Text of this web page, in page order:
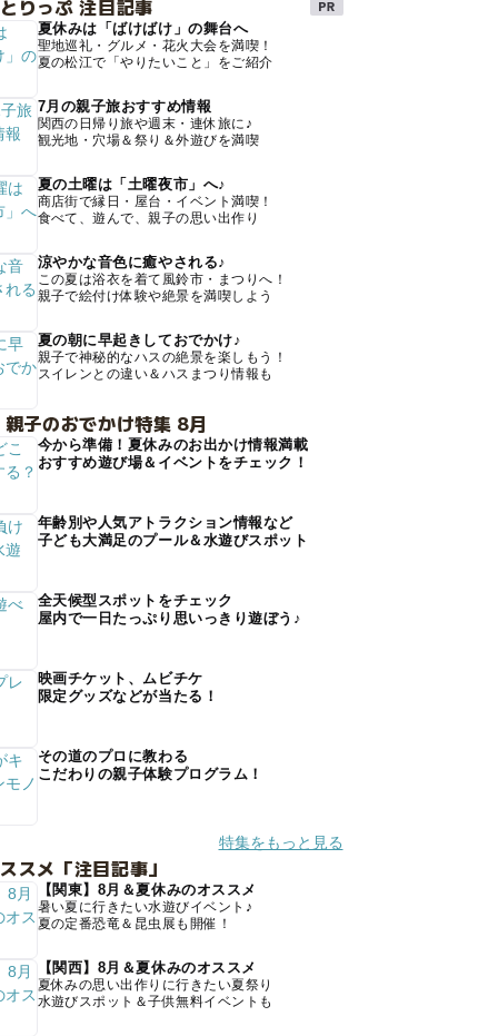
りっぷ 注目記事
夏休みは「ばけばけ」の舞台へ
聖地巡礼・グルメ・花火大会を満喫！
夏の松江で「やりたいこと」をご紹介
7月の親子旅おすすめ情報
関西の日帰り旅や週末・連休旅に♪
観光地・穴場＆祭り＆外遊びを満喫
夏の土曜は「土曜夜市」へ♪
商店街で縁日・屋台・イベント満喫！
食べて、遊んで、親子の思い出作り
涼やかな音色に癒やされる♪
この夏は浴衣を着て風鈴市・まつりへ！
親子で絵付け体験や絶景を満喫しよう
夏の朝に早起きしておでかけ♪
親子で神秘的なハスの絶景を楽しもう！
スイレンとの違い＆ハスまつり情報も
子のおでかけ特集 8月
今から準備！夏休みのお出かけ情報満載
おすすめ遊び場＆イベントをチェック！
年齢別や人気アトラクション情報など
子ども大満足のプール＆水遊びスポット
全天候型スポットをチェック
屋内で一日たっぷり思いっきり遊ぼう♪
映画チケット、ムビチケ
限定グッズなどが当たる！
その道のプロに教わる
こだわりの親子体験プログラム！
特集をもっと見る
スメ「注目記事」
【関東】8月＆夏休みのオススメ
暑い夏に行きたい水遊びイベント♪
夏の定番恐竜＆昆虫展も開催！
【関西】8月＆夏休みのオススメ
夏休みの思い出作りに行きたい夏祭り
水遊びスポット＆子供無料イベントも